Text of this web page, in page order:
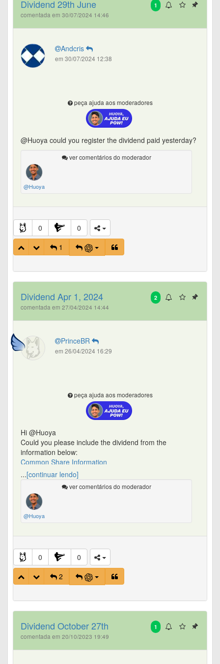
1
Dividend 29th June
comentada em 30/07/2024 14:46
Andcris
em 30/07/2024 12:38
peça ajuda aos moderadores
@Huoya could you register the dividend paid yesterday?
ver comentários do moderador
@Huoya
0
0
1
2
Dividend Apr 1, 2024
comentada em 27/04/2024 14:44
PrinceBR
em 26/04/2024 16:29
peça ajuda aos moderadores
Hi @Huoya
Could you please include the dividend from the
information below:
Common Share Information
Thanks,
...[continuar lendo]
ver comentários do moderador
@Huoya
0
0
2
1
Dividend October 27th
comentada em 20/10/2023 19:49